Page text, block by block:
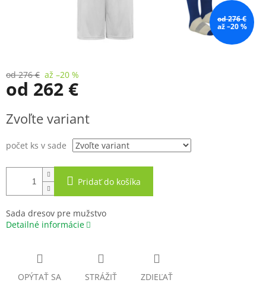
od 276 €
až –20 %
od 276 € až –20 %
od 262 €
cena:
Zvoľte variant
počet ks v sade
Pridať do košíka
Sada dresov pre mužstvo
Detailné informácie
OPÝTAŤ SA STRÁŽIŤ ZDIEĽAŤ